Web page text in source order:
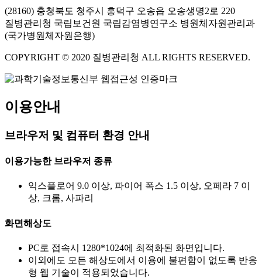
(28160) 충청북도 청주시 흥덕구 오송읍 오송생명2로 220
질병관리청 국립보건원 국립감염병연구소 병원체자원관리과
(국가병원체자원은행)
COPYRIGHT © 2020 질병관리청 ALL RIGHTS RESERVED.
이용안내
브라우저 및 컴퓨터 환경 안내
이용가능한 브라우저 종류
익스플로어 9.0 이상, 파이어 폭스 1.5 이상, 오페라 7 이
상, 크롬, 사파리
화면해상도
PC로 접속시 1280*1024에 최적화된 화면입니다.
이외에도 모든 해상도에서 이용에 불편함이 없도록 반응
형 웹 기술이 적용되었습니다.